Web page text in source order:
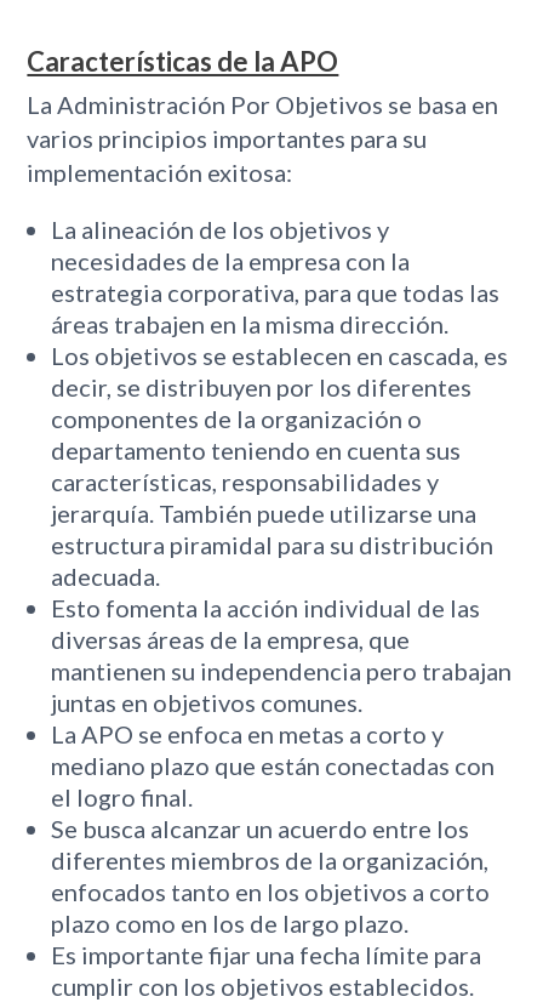
Características de la APO
La Administración Por Objetivos se basa en
varios principios importantes para su
implementación exitosa:
La alineación de los objetivos y
necesidades de la empresa con la
estrategia corporativa, para que todas las
áreas trabajen en la misma dirección.
Los objetivos se establecen en cascada, es
decir, se distribuyen por los diferentes
componentes de la organización o
departamento teniendo en cuenta sus
características, responsabilidades y
jerarquía. También puede utilizarse una
estructura piramidal para su distribución
adecuada.
Esto fomenta la acción individual de las
diversas áreas de la empresa, que
mantienen su independencia pero trabajan
juntas en objetivos comunes.
La APO se enfoca en metas a corto y
mediano plazo que están conectadas con
el logro final.
Se busca alcanzar un acuerdo entre los
diferentes miembros de la organización,
enfocados tanto en los objetivos a corto
plazo como en los de largo plazo.
Es importante fijar una fecha límite para
cumplir con los objetivos establecidos.